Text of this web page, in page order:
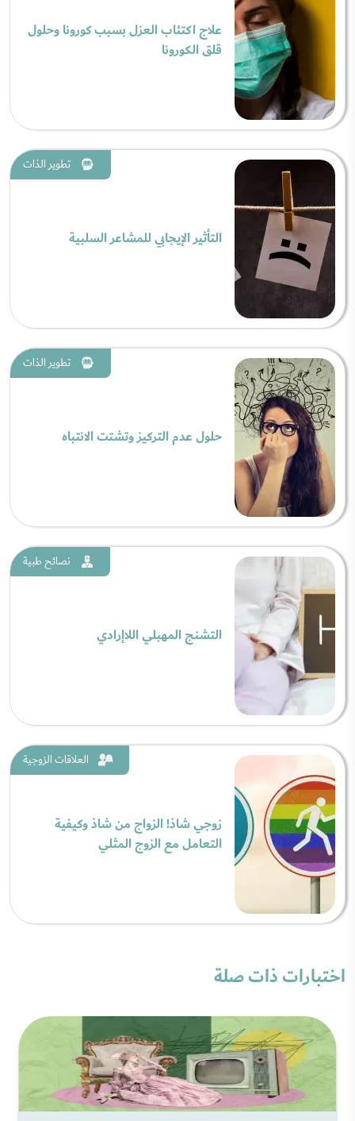
علاج اكتئاب العزل بسبب كورونا وحلول
قلق الكورونا
تطوير الذات
التأثير الإيجابي للمشاعر السلبية
تطوير الذات
حلول عدم التركيز وتشتت الانتباه
نصائح طبية
التشنج المهبلي اللاإرادي
العلاقات الزوجية
زوجي شاذ! الزواج من شاذ وكيفية
التعامل مع الزوج المثلي
اختبارات ذات صلة